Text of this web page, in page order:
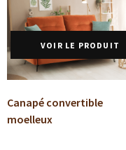
VOIR LE PRODUIT
Canapé convertible
moelleux